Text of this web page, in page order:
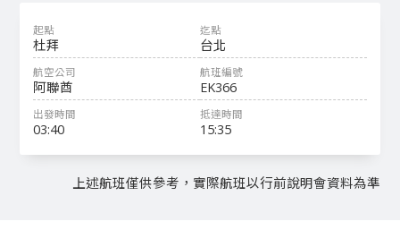
杜拜 台北
阿聯酋 EK366
03:40 15:35
上述航班僅供參考，實際航班以行前說明會資料為準